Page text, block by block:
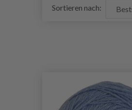
Sortieren nach: